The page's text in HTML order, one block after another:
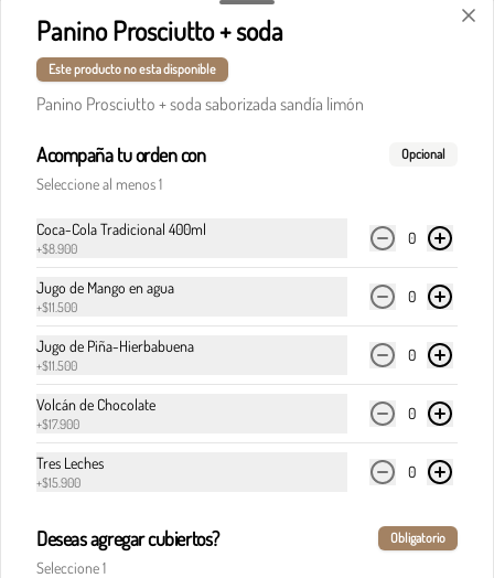
$32.900
acompañada del corazón cremoso de la burrata.
Pasta calderete castello pollo
Panino Prosciutto + soda
Este producto no esta disponible
Panino Prosciutto + soda saborizada sandía limón
Acompaña tu orden con Opcional
Seleccione al menos 1
Coca-Cola Tradicional 400ml
+$8.900
0
Jugo de Mango en agua
+$11.500
0
Jugo de Piña-Hierbabuena
+$11.500
0
Volcán de Chocolate
+$17.900
0
Tres Leches
+$15.900
0
Deseas agregar cubiertos? Obligatorio
Seleccione 1